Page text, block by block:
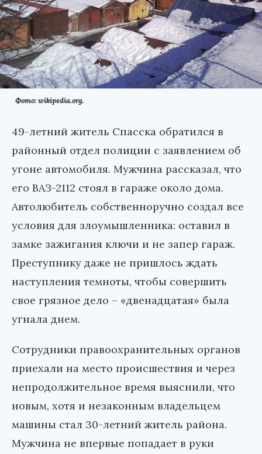
Фото: wikipedia.org.
49-летний житель Спасска обратился в
районный отдел полиции с заявлением об
угоне автомобиля. Мужчина рассказал, что
его ВАЗ-2112 стоял в гараже около дома.
Автолюбитель собственноручно создал все
условия для злоумышленника: оставил в
замке зажигания ключи и не запер гараж.
Преступнику даже не пришлось ждать
наступления темноты, чтобы совершить
свое грязное дело – «двенадцатая» была
угнала днем.
Сотрудники правоохранительных органов
приехали на место происшествия и через
непродолжительное время выяснили, что
новым, хотя и незаконным владельцем
машины стал 30-летний житель района.
Мужчина не впервые попадает в руки